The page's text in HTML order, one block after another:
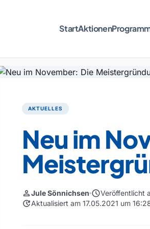
StartAktionen
AKTUELLES
Neu im
personJule Sönnichsen scheduleVeröffentlicht
updateAktualisiert am 17.05.2021 um